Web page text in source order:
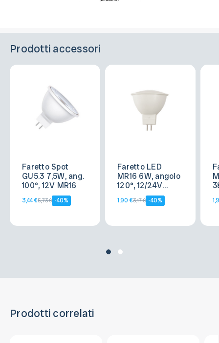
Prodotti accessori
Faretto Spot
GU5.3 7,5W, ang.
100°, 12V MR16
3,44 €5,73 € -40%
Faretto LED
MR16 6W, angolo
120°, 12/24V
1,90 €3,17 € -40%
Prodotti correlati